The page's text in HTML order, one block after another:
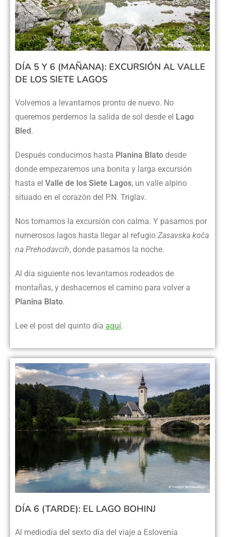
DÍA 5 Y 6 (MAÑANA): EXCURSIÓN AL VALLE
DE LOS SIETE LAGOS
Volvemos a levantarnos pronto de nuevo. No
queremos perdernos la salida de sol desde el Lago
Bled.
Después conducimos hasta Planina Blato desde
donde empezaremos una bonita y larga excursión
hasta el Valle de los Siete Lagos, un valle alpino
situado en el corazón del P.N. Triglav.
Nos tomamos la excursión con calma. Y pasamos por
numerosos lagos hasta llegar al refugio Zasavska koča
na Prehodavcih, donde pasamos la noche.
Al día siguiente nos levantamos rodeados de
montañas, y deshacemos el camino para volver a
Planina Blato.
Lee el post del quinto día aquí.
DÍA 6 (TARDE): EL LAGO BOHINJ
Al mediodía del sexto día del viaje a Eslovenia